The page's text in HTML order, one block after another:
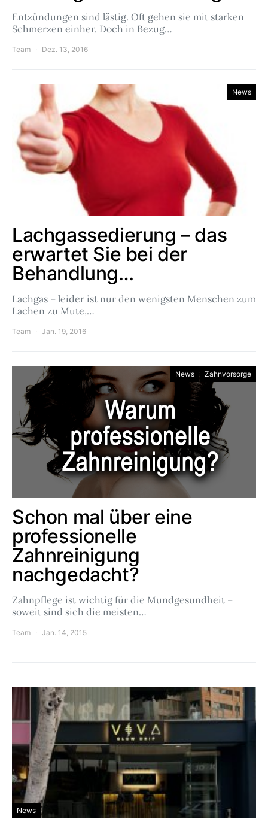
Entzündungen sind lästig. Oft gehen sie mit starken
Schmerzen einher. Doch in Bezug…
Team Dez. 13, 2016
News
Lachgassedierung – das
erwartet Sie bei der
Behandlung…
Lachgas – leider ist nur den wenigsten Menschen zum
Lachen zu Mute,…
Team Jan. 19, 2016
News Zahnvorsorge
Schon mal über eine
professionelle
Zahnreinigung
nachgedacht?
Zahnpflege ist wichtig für die Mundgesundheit –
soweit sind sich die meisten…
Team Jan. 14, 2015
News